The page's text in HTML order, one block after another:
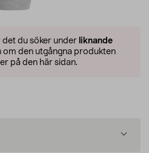
det du söker under liknande
om den utgångna produkten
på den här sidan.